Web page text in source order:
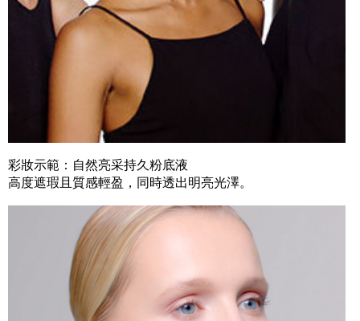
彩妝示範：自然亮采持久粉底液
高度遮瑕且質感輕盈，同時透出明亮光澤。